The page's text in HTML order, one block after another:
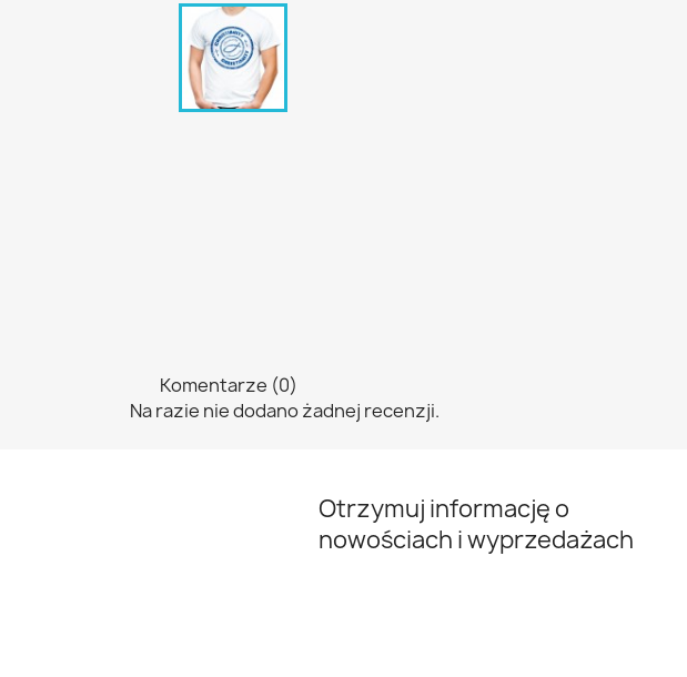
Komentarze (0)
Na razie nie dodano żadnej recenzji.
Otrzymuj informację o
nowościach i wyprzedażach